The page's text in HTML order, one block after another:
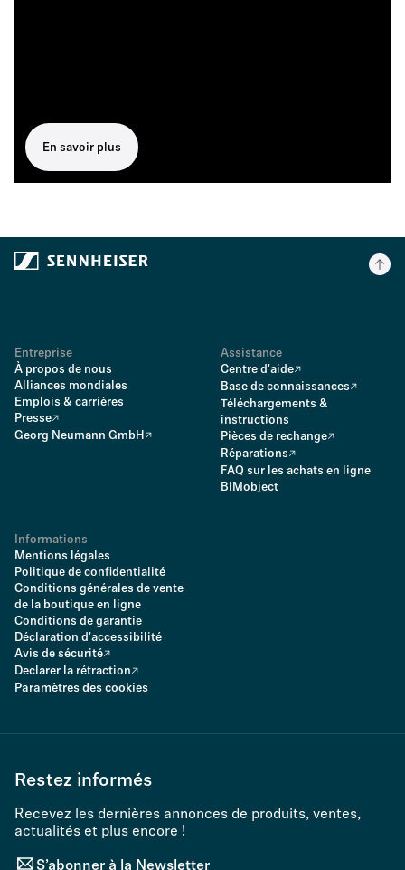
En savoir plus
Entreprise
À propos de nous
Alliances mondiales
Emplois & carrières
Presse
Georg Neumann GmbH
Assistance
Centre d'aide
Base de connaissances
Téléchargements &
instructions
Pièces de rechange
Réparations
FAQ sur les achats en ligne
BIMobject
Informations
Mentions légales
Politique de confidentialité
Conditions générales de vente
de la boutique en ligne
Conditions de garantie
Déclaration d'accessibilité
Avis de sécurité
Declarer la rétraction
Paramètres des cookies
Restez informés
Recevez les dernières annonces de produits, ventes,
actualités et plus encore !
S’abonner à la Newsletter